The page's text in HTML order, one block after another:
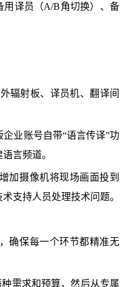
用译员（A/B角切换）、备
辐射板、译员机、翻译间
业账号自带“语言传译”功
言频道。
加摄像机将现场画面投到
支持人员处理技术问题。
确保每一个环节都精准无
需求和预算，然后从专属